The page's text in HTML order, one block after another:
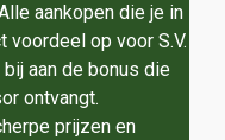
aankopen die je in
op voor S.V.
aan de bonus die
ontvangt.
prijzen en